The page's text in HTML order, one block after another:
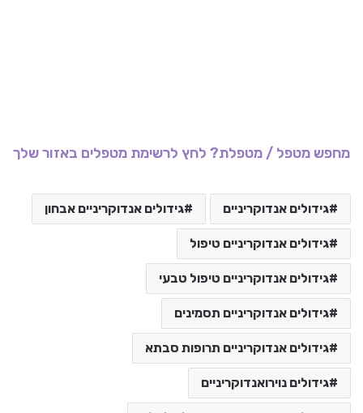
מחפש מטפל / מטפלת? לחץ לרשימת מטפלים באזור שלך
גידולים אנדוקריניים גידולים אנדוקריניים אבחון
גידולים אנדוקריניים טיפול
גידולים אנדוקריניים טיפול טבעי
גידולים אנדוקריניים תסמינים
גידולים אנדוקריניים תרופות סבתא
גידולים נוירואנדוקריניים